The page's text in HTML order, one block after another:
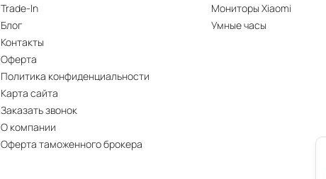
Trade-In
Блог
Контакты
Оферта
Политика конфиденциальности
Карта сайта
Заказать звонок
О компании
Оферта таможенного брокера
Мониторы Xiaomi
Умные часы